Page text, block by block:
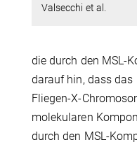
Valsecchi et al.
die durch den MSL-
darauf hin, dass
Fliegen-X-
molekularen
durch den MSL-